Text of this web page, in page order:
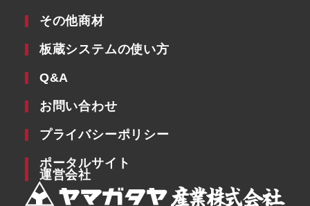
その他商材
板蔵システムの使い方
Q&A
お問い合わせ
プライバシーポリシー
ポータルサイト
運営会社